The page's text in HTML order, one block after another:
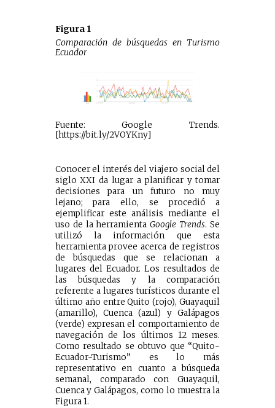
Figura 1
Comparación de búsquedas en Turismo
Ecuador
Fuente: Google Trends.
[https://bit.ly/2VOYKny]
Conocer el interés del viajero social del
siglo XXI da lugar a planificar y tomar
decisiones para un futuro no muy
lejano; para ello, se procedió a
ejemplificar este análisis mediante el
uso de la herramientaGoogle Trends. Se
utilizó la información que esta
herramienta provee acerca de registros
de búsquedas que se relacionan a
lugares del Ecuador. Los resultados de
las búsquedas y la comparación
referente a lugares turísticos durante el
último año entre Quito (rojo), Guayaquil
(amarillo), Cuenca (azul) y Galápagos
(verde) expresan el comportamiento de
navegación de los últimos 12 meses.
Como resultado se obtuvo que “Quito-
Ecuador-Turismo” es lo más
representativo en cuanto a búsqueda
semanal, comparado con Guayaquil,
Cuenca y Galápagos, como lo muestra la
Figura 1.